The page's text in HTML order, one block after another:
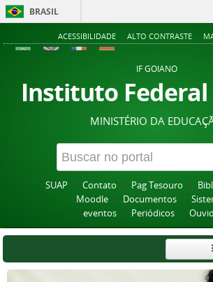
BRASIL
Acesso
ACESSIBILIDADE ALTO CONTRASTE
IF GOIANO
Instituto Federal
MINISTÉRIO DA
SUAP Contato Pag Tesouro
Moodle
Documentos
eventos
Periódicos